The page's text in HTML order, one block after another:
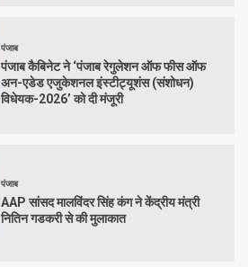
पंजाब
पंजाब कैबिनेट ने ‘पंजाब रेगुलेशन ऑफ फीस ऑफ
अन-एडेड एजुकेशनल इंस्टीट्यूशंस (संशोधन)
विधेयक-2026’ को दी मंजूरी
पंजाब
AAP सांसद मालविंदर सिंह कंग ने केंद्रीय मंत्री
नितिन गडकरी से की मुलाकात